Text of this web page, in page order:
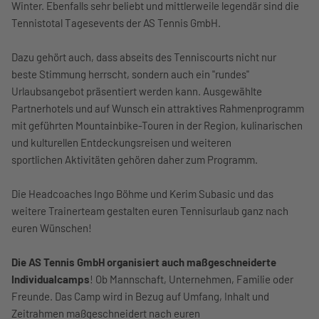
Winter. Ebenfalls sehr beliebt und mittlerweile legendär sind die
Tennistotal Tagesevents der AS Tennis GmbH.
Dazu gehört auch, dass abseits des Tenniscourts nicht nur
beste Stimmung herrscht, sondern auch ein "rundes"
Urlaubsangebot präsentiert werden kann. Ausgewählte
Partnerhotels und auf Wunsch ein attraktives Rahmenprogramm
mit geführten Mountainbike-Touren in der Region, kulinarischen
und kulturellen Entdeckungsreisen und weiteren
sportlichen Aktivitäten gehören daher zum Programm.
Die Headcoaches Ingo Böhme und Kerim Subasic und das
weitere Trainerteam gestalten euren Tennisurlaub ganz nach
euren Wünschen!
Die AS Tennis GmbH organisiert auch maßgeschneiderte
Individualcamps! Ob Mannschaft, Unternehmen, Familie oder
Freunde. Das Camp wird in Bezug auf Umfang, Inhalt und
Zeitrahmen maßgeschneidert nach euren